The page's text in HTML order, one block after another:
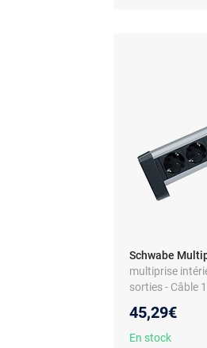
Schwabe
multiprise
sorties - Câble
3G1.5 - 230 V -
45,29€
En stock